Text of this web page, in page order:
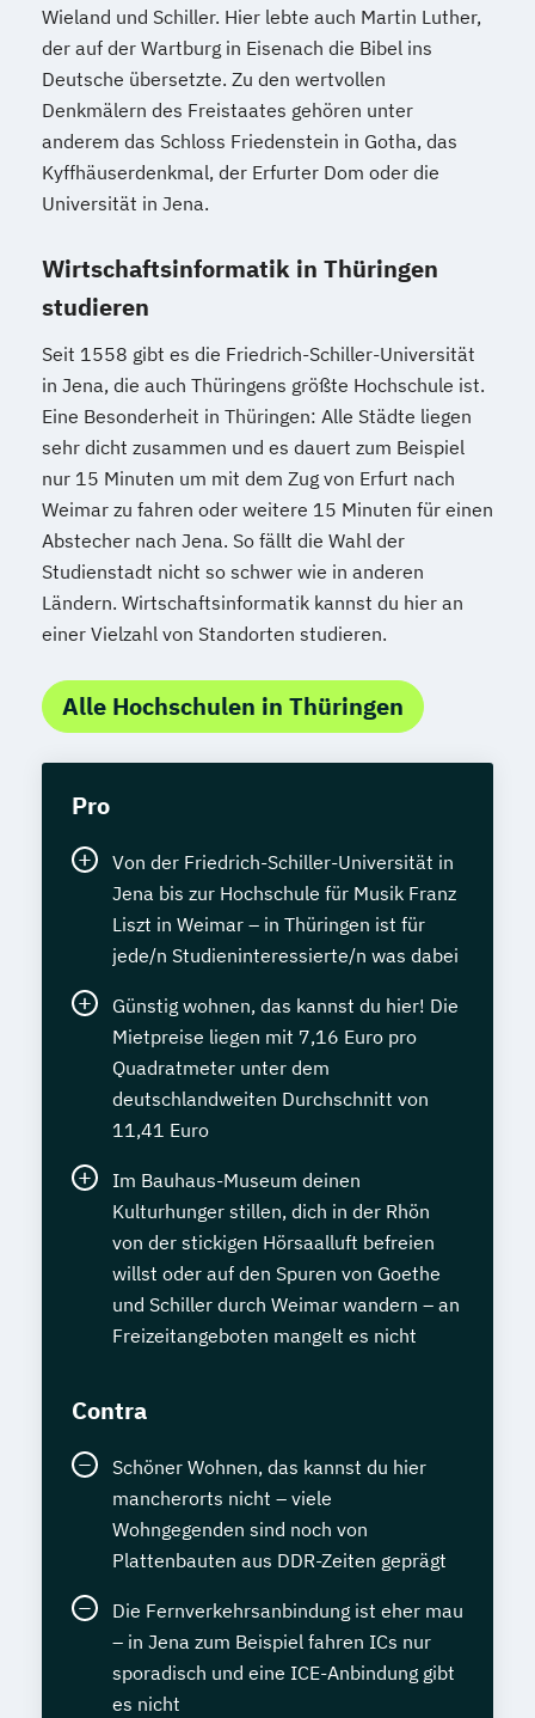
Wieland und Schiller. Hier lebte auch Martin Luther,
der auf der Wartburg in Eisenach die Bibel ins
Deutsche übersetzte. Zu den wertvollen
Denkmälern des Freistaates gehören unter
anderem das Schloss Friedenstein in Gotha, das
Kyffhäuserdenkmal, der Erfurter Dom oder die
Universität in Jena.
Wirtschaftsinformatik in Thüringen
studieren
Seit 1558 gibt es die Friedrich-Schiller-Universität
in Jena, die auch Thüringens größte Hochschule ist.
Eine Besonderheit in Thüringen: Alle Städte liegen
sehr dicht zusammen und es dauert zum Beispiel
nur 15 Minuten um mit dem Zug von Erfurt nach
Weimar zu fahren oder weitere 15 Minuten für einen
Abstecher nach Jena. So fällt die Wahl der
Studienstadt nicht so schwer wie in anderen
Ländern. Wirtschaftsinformatik kannst du hier an
einer Vielzahl von Standorten studieren.
Alle Hochschulen in Thüringen
Pro
Von der Friedrich-Schiller-Universität in
Jena bis zur Hochschule für Musik Franz
Liszt in Weimar – in Thüringen ist für
jede/n Studieninteressierte/n was dabei
Günstig wohnen, das kannst du hier! Die
Mietpreise liegen mit 7,16 Euro pro
Quadratmeter unter dem
deutschlandweiten Durchschnitt von
11,41 Euro
Im Bauhaus-Museum deinen
Kulturhunger stillen, dich in der Rhön
von der stickigen Hörsaalluft befreien
willst oder auf den Spuren von Goethe
und Schiller durch Weimar wandern – an
Freizeitangeboten mangelt es nicht
Contra
Schöner Wohnen, das kannst du hier
mancherorts nicht – viele
Wohngegenden sind noch von
Plattenbauten aus DDR-Zeiten geprägt
Die Fernverkehrsanbindung ist eher mau
– in Jena zum Beispiel fahren ICs nur
sporadisch und eine ICE-Anbindung gibt
es nicht